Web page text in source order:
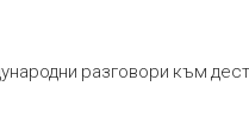
разговори към